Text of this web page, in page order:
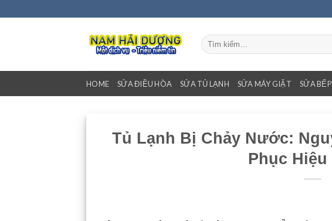
Tìm
kiếm:
HOME SỬA ĐIỀU HÒA SỬA TỦ LẠNH SỬA MÁY GIẶT SỬA
Tủ Lạnh Bị Chảy Nước:
Phục Hiệu